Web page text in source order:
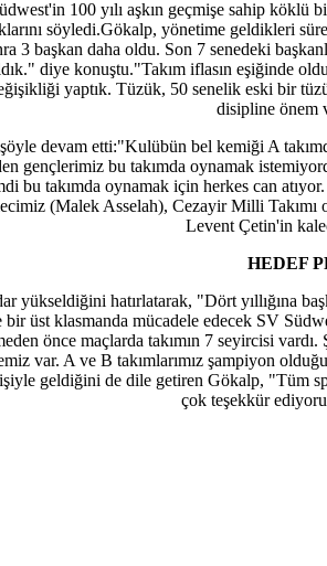
100 yılı aşkın geçmişe sahip
söyledi.Gökalp, yönetime geldikleri
3 başkan daha oldu. Son 7 senedeki
diye konuştu."Takım iflasın eşiğinde
yaptık. Tüzük, 50 senelik eski bir
disipline önem
devam etti:"Kulübün bel kemiği A
gençlerimiz bu takımda oynamak
bu takımda oynamak için herkes can
(Malek Asselah), Cezayir Milli
Levent Çetin'in
HEDEF
yükseldiğini hatırlatarak, "Dört yıllığına
üst klasmanda mücadele edecek SV
önce maçlarda takımın 7 seyircisi
var. A ve B takımlarımız şampiyon
geldiğini de dile getiren Gökalp, "Tüm
çok teşekkür